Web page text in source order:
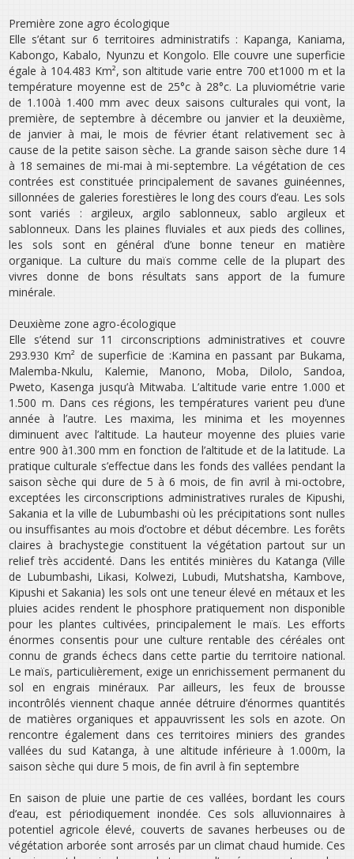
Première zone agro écologique
Elle s’étant sur 6 territoires administratifs : Kapanga, Kaniama,
Kabongo, Kabalo, Nyunzu et Kongolo. Elle couvre une superficie
égale à 104.483 Km², son altitude varie entre 700 et1000 m et la
température moyenne est de 25°c à 28°c. La pluviométrie varie
de 1.100à 1.400 mm avec deux saisons culturales qui vont, la
première, de septembre à décembre ou janvier et la deuxième,
de janvier à mai, le mois de février étant relativement sec à
cause de la petite saison sèche. La grande saison sèche dure 14
à 18 semaines de mi-mai à mi-septembre. La végétation de ces
contrées est constituée principalement de savanes guinéennes,
sillonnées de galeries forestières le long des cours d’eau. Les sols
sont variés : argileux, argilo sablonneux, sablo argileux et
sablonneux. Dans les plaines fluviales et aux pieds des collines,
les sols sont en général d’une bonne teneur en matière
organique. La culture du maïs comme celle de la plupart des
vivres donne de bons résultats sans apport de la fumure
minérale.
Deuxième zone agro-écologique
Elle s’étend sur 11 circonscriptions administratives et couvre
293.930 Km² de superficie de :Kamina en passant par Bukama,
Malemba-Nkulu, Kalemie, Manono, Moba, Dilolo, Sandoa,
Pweto, Kasenga jusqu’à Mitwaba. L’altitude varie entre 1.000 et
1.500 m. Dans ces régions, les températures varient peu d’une
année à l’autre. Les maxima, les minima et les moyennes
diminuent avec l’altitude. La hauteur moyenne des pluies varie
entre 900 à1.300 mm en fonction de l’altitude et de la latitude. La
pratique culturale s’effectue dans les fonds des vallées pendant la
saison sèche qui dure de 5 à 6 mois, de fin avril à mi-octobre,
exceptées les circonscriptions administratives rurales de Kipushi,
Sakania et la ville de Lubumbashi où les précipitations sont nulles
ou insuffisantes au mois d’octobre et début décembre. Les forêts
claires à brachystegie constituent la végétation partout sur un
relief très accidenté. Dans les entités minières du Katanga (Ville
de Lubumbashi, Likasi, Kolwezi, Lubudi, Mutshatsha, Kambove,
Kipushi et Sakania) les sols ont une teneur élevé en métaux et les
pluies acides rendent le phosphore pratiquement non disponible
pour les plantes cultivées, principalement le maïs. Les efforts
énormes consentis pour une culture rentable des céréales ont
connu de grands échecs dans cette partie du territoire national.
Le maïs, particulièrement, exige un enrichissement permanent du
sol en engrais minéraux. Par ailleurs, les feux de brousse
incontrôlés viennent chaque année détruire d’énormes quantités
de matières organiques et appauvrissent les sols en azote. On
rencontre également dans ces territoires miniers des grandes
vallées du sud Katanga, à une altitude inférieure à 1.000m, la
saison sèche qui dure 5 mois, de fin avril à fin septembre
En saison de pluie une partie de ces vallées, bordant les cours
d’eau, est périodiquement inondée. Ces sols alluvionnaires à
potentiel agricole élevé, couverts de savanes herbeuses ou de
végétation arborée sont arrosés par un climat chaud humide. Ces